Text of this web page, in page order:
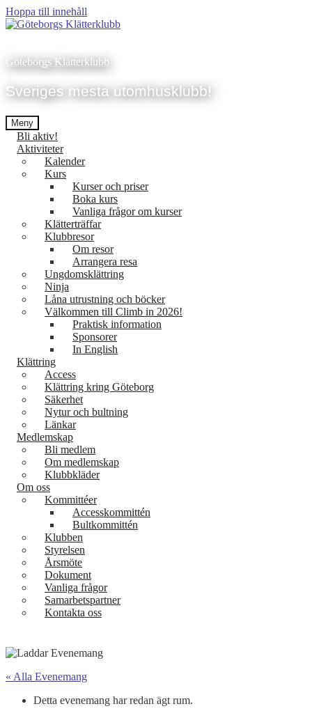
Hoppa till innehåll
Göteborgs Klätterklubb
Sveriges mesta utomhusklubb!
Meny
Bli aktiv!
Aktiviteter
Kalender
Kurs
Kurser och priser
Boka kurs
Vanliga frågor om kurser
Klätterträffar
Klubbresor
Om resor
Arrangera resa
Ungdomsklättring
Ninja
Låna utrustning och böcker
Välkommen till Climb in 2026!
Praktisk information
Sponsorer
In English
Klättring
Access
Klättring kring Göteborg
Säkerhet
Nytur och bultning
Länkar
Medlemskap
Bli medlem
Om medlemskap
Klubbkläder
Om oss
Kommittéer
Accesskommittén
Bultkommittén
Klubben
Styrelsen
Årsmöte
Dokument
Vanliga frågor
Samarbetspartner
Kontakta oss
« Alla Evenemang
Detta evenemang har redan ägt rum.